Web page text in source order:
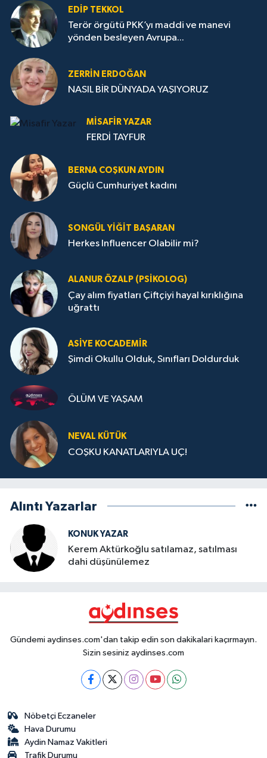
EDIP TEKKOL
Terör örgütü PKK’yı maddi ve manevi
yönden besleyen Avrupa...
ZERRIN ERDOĞAN
NASIL BİR DÜNYADA YAŞIYORUZ
MISAFIR YAZAR
FERDİ TAYFUR
BERNA COŞKUN AYDIN
Güçlü Cumhuriyet kadını
SONGÜL YIĞIT BAŞARAN
Herkes Influencer Olabilir mi?
ALANUR ÖZALP (PSIKOLOG)
Çay alım fiyatları Çiftçiyi hayal kırıklığına
uğrattı
ASIYE KOCADEMİR
Şimdi Okullu Olduk, Sınıfları Doldurduk
ÖLÜM VE YAŞAM
NEVAL KÜTÜK
COŞKU KANATLARIYLA UÇ!
Alıntı Yazarlar
KONUK YAZAR
Kerem Aktürkoğlu satılamaz, satılması
dahi düşünülemez
Gündemi aydinses.com'dan takip edin son dakikalari kaçırmayın.
Sizin sesiniz aydinses.com
Nöbetçi Eczaneler
Hava Durumu
Aydin Namaz Vakitleri
Trafik Durumu